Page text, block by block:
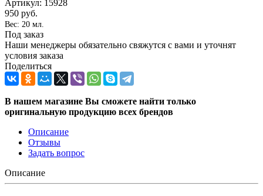
Артикул: 15928
950 руб.
Вес: 20 мл.
Под заказ
Наши менеджеры обязательно свяжутся с вами и уточнят
условия заказа
Поделиться
В нашем магазине Вы сможете найти только
оригинальную продукцию всех брендов
Описание
Отзывы
Задать вопрос
Описание